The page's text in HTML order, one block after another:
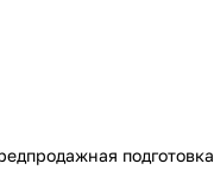
подготовка